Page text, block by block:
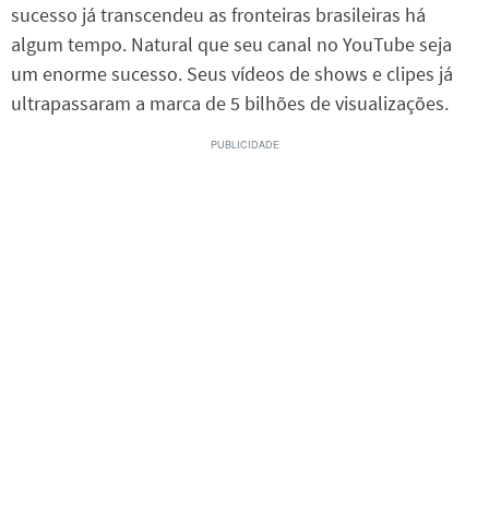
sucesso já transcendeu as fronteiras brasileiras há
algum tempo. Natural que seu canal no YouTube seja
um enorme sucesso. Seus vídeos de shows e clipes já
ultrapassaram a marca de 5 bilhões de visualizações.